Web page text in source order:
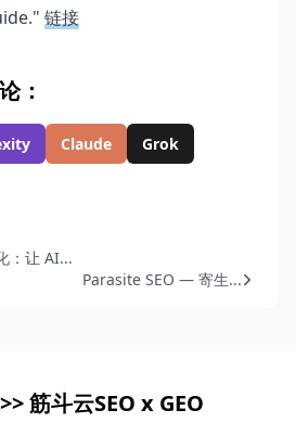
链接
：
Claude
Grok
：让 AI...
Parasite SEO — 寄生...
>> 筋斗云SEO x GEO